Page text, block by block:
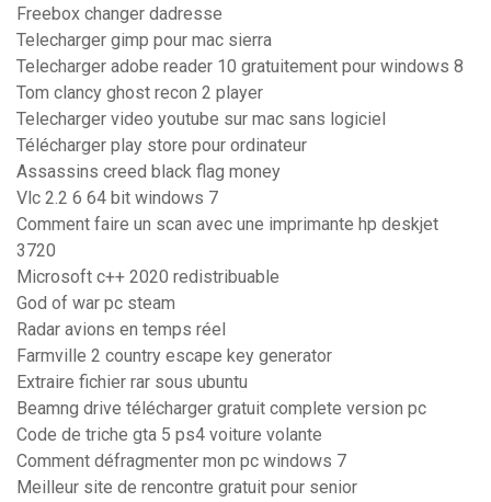
Freebox changer dadresse
Telecharger gimp pour mac sierra
Telecharger adobe reader 10 gratuitement pour windows 8
Tom clancy ghost recon 2 player
Telecharger video youtube sur mac sans logiciel
Télécharger play store pour ordinateur
Assassins creed black flag money
Vlc 2.2 6 64 bit windows 7
Comment faire un scan avec une imprimante hp deskjet
3720
Microsoft c++ 2020 redistribuable
God of war pc steam
Radar avions en temps réel
Farmville 2 country escape key generator
Extraire fichier rar sous ubuntu
Beamng drive télécharger gratuit complete version pc
Code de triche gta 5 ps4 voiture volante
Comment défragmenter mon pc windows 7
Meilleur site de rencontre gratuit pour senior